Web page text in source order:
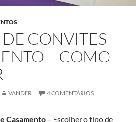
CONVITES
– COMO
VANDER 4 COMENTÁRIOS
Casamento – Escolher o tipo de